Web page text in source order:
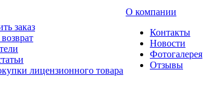
заказ
лицензионного товара
О компании
Контакты
Новости
Фотогалерея
Отзывы